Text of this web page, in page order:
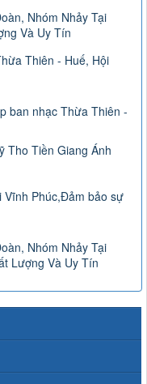
Nhóm Nhảy Tại
Và Uy Tín
Thiên - Huế, Hội
ban nhạc Thừa Thiên -
Tho Tiền Giang Ánh
Vĩnh Phúc,Đảm bảo sự
Nhóm Nhảy Tại
Lượng Và Uy Tín